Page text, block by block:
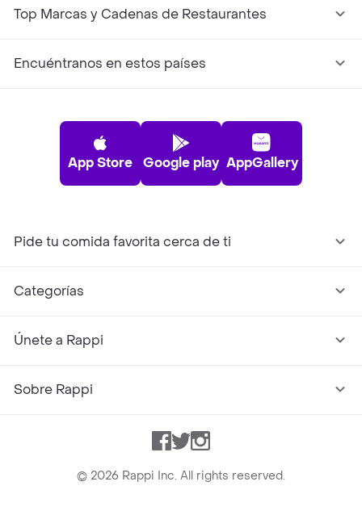
Top Marcas y Cadenas de Restaurantes
Encuéntranos en estos países
App Store Google play AppGallery
Pide tu comida favorita cerca de ti
Categorías
Únete a Rappi
Sobre Rappi
Facebook
TwitterInstagram
© 2026 Rappi Inc. All rights reserved.